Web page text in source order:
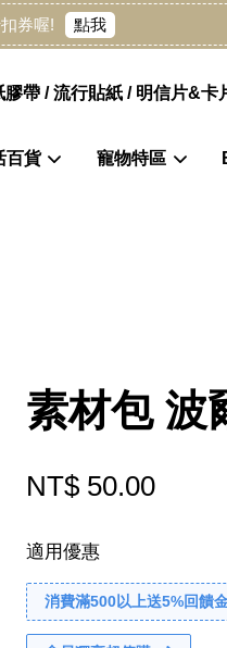
券喔! 點我
膠帶 / 流行貼紙 / 明信片&卡
百貨 寵物特區
素材包 波
NT$ 50.00
適用優惠
消費滿500以上送5%回饋